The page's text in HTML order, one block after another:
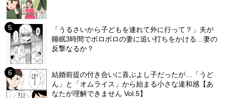
「うるさいから子どもを連れて外に行って？」夫が
睡眠3時間でボロボロの妻に追い打ちをかける…妻の
反撃なるか？
結婚前提の付き合いに喜ぶよし子だったが…「うど
ん」と「オムライス」から始まる小さな違和感【あ
なたが理解できません Vol.5】